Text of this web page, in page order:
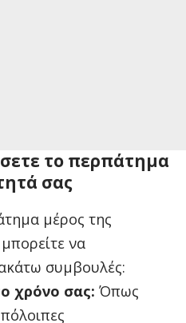
το περπάτημα
σας
μέρος της
να
συμβουλές:
χρόνο σας: Όπως